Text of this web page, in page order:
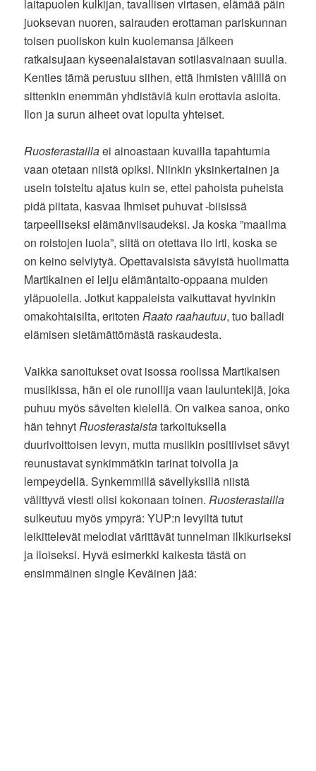
laitapuolen kulkijan, tavallisen virtasen, elämää päin
juoksevan nuoren, sairauden erottaman pariskunnan
toisen puoliskon kuin kuolemansa jälkeen
ratkaisujaan kyseenalaistavan sotilasvainaan suulla.
Kenties tämä perustuu siihen, että ihmisten välillä on
sittenkin enemmän yhdistäviä kuin erottavia asioita.
Ilon ja surun aiheet ovat lopulta yhteiset.
Ruosterastaillaei ainoastaan kuvailla tapahtumia
vaan otetaan niistä opiksi. Niinkin yksinkertainen ja
usein toisteltu ajatus kuin se, ettei pahoista puheista
pidä piitata, kasvaa Ihmiset puhuvat -biisissä
tarpeelliseksi elämänviisaudeksi. Ja koska ”maailma
on roistojen luola”, siitä on otettava ilo irti, koska se
on keino selviytyä. Opettavaisista sävyistä huolimatta
Martikainen ei leiju elämäntaito-oppaana muiden
yläpuolella. Jotkut kappaleista vaikuttavat hyvinkin
omakohtaisilta, eritotenRaato raahautuu, tuo balladi
elämisen sietämättömästä raskaudesta.
Vaikka sanoitukset ovat isossa roolissa Martikaisen
musiikissa, hän ei ole runoilija vaan lauluntekijä, joka
puhuu myös sävelten kielellä. On vaikea sanoa, onko
hän tehnytRuosterastaistatarkoituksella
duurivoittoisen levyn, mutta musiikin positiiviset sävyt
reunustavat synkimmätkin tarinat toivolla ja
lempeydellä. Synkemmillä sävellyksillä niistä
välittyvä viesti olisi kokonaan toinen.Ruosterastailla
sulkeutuu myös ympyrä: YUP:n levyiltä tutut
leikittelevät melodiat värittävät tunnelman ilkikuriseksi
ja iloiseksi. Hyvä esimerkki kaikesta tästä on
ensimmäinen single Keväinen jää: